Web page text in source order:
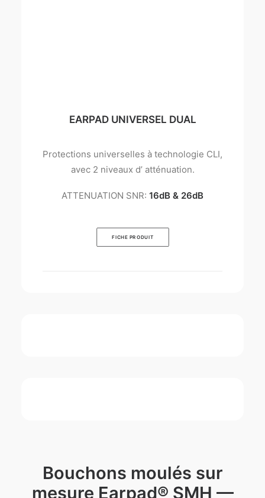
EARPAD UNIVERSEL DUAL
Protections universelles à technologie CLI,
avec 2 niveaux d’ atténuation.
ATTENUATION SNR: 16dB & 26dB
FICHE PRODUIT
Bouchons moulés sur
mesure Earpad® SMH —